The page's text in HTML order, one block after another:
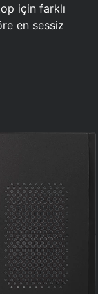
için farklı
en sessiz